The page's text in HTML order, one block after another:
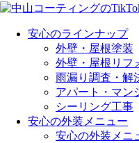
安心のラインナップ
外壁・屋根塗装
外壁・屋根リフ
雨漏り調査・解
アパート・マン
シーリング工事
安心の外装メニュー
安心の外装メニ